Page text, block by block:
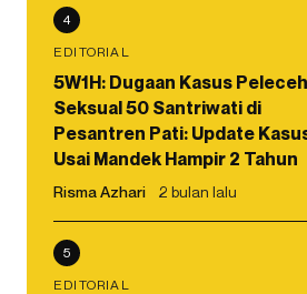
4
EDITORIAL
5W1H: Dugaan Kasus
Seksual 50 Santriwati di
Pesantren Pati: Update
Usai Mandek Hampir 2 Tahun
Risma Azhari 2 bulan lalu
5
EDITORIAL